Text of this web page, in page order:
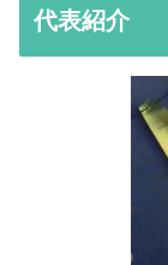
代表紹介